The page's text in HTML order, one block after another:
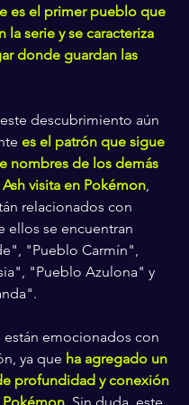
es el primer pueblo que
la serie y se caracteriza
donde guardan las
descubrimiento aún
es el patrón que sigue
nombres de los demás
visita en Pokémon,
relacionados con
ellos se encuentran
"Pueblo Carmín",
"Pueblo Azulona" y
están emocionados con
ya que ha agregado un
profundidad y conexión